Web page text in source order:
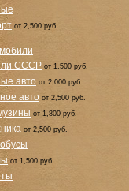
от 2,500 руб.
СССР от 1,500 руб.
авто от 2,000 руб.
авто от 2,500 руб.
от 1,800 руб.
от 2,500 руб.
от 1,500 руб.